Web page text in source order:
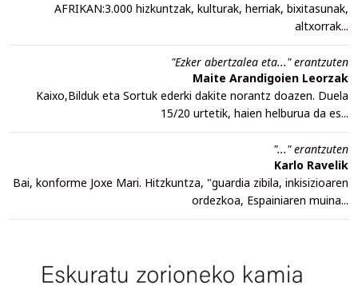
AFRIKAN:3.000 hizkuntzak, kulturak, herriak, bixitasunak,
altxorrak...
"Ezker abertzalea eta..." erantzuten
Maite Arandigoien Leorzak
Kaixo,Bilduk eta Sortuk ederki dakite norantz doazen. Duela
15/20 urtetik, haien helburua da es...
"..." erantzuten
Karlo Ravelik
Bai, konforme Joxe Mari. Hitzkuntza, "guardia zibila, inkisizioaren
ordezkoa, Espainiaren muina...